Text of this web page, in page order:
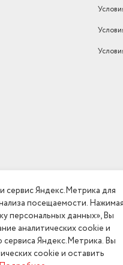
сервис Яндекс.Метрика для
посещаемости. Нажимая
персональных данных», Вы
аналитических cookie и
Яндекс.Метрика. Вы
cookie и оставить